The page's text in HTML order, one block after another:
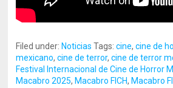
Filed under: Noticias Tags:cine,cine de
mexicano,cine de terror,cine de terror
Festival Internacional de Cine de Horror
Macabro 2025, Macabro FICH, Macabro